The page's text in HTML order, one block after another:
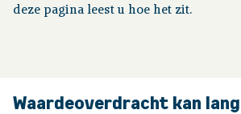
Uw situatie
Downloads
deze pagina leest u hoe het zit.
Waardeoverdracht kan